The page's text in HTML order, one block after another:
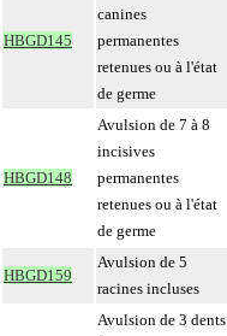
HBGD145
canines
permanentes
retenues ou à l'état
de germe
HBGD148
Avulsion de 7 à 8
incisives
permanentes
retenues ou à l'état
de germe
HBGD159
Avulsion de 5
racines incluses
Avulsion de 3 dents